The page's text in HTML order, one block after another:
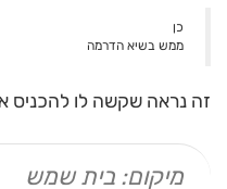
כן
ממש בשיא הדרמה
זה נראה שקשה לו להכניס
מיקום: בית שמש